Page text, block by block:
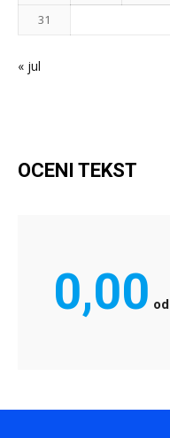
31
« jul
OCENI TEKST
0,00 od